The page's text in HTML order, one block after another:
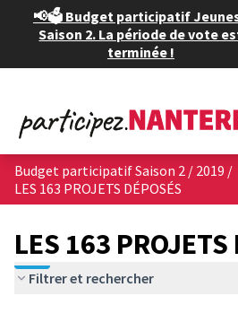
📢🗳️ Budget participatif
Saison 2. La période de vote
terminée !
Budget participatif Saison 2 / 2019 /
LES 163 PROJETS DÉPOSÉS
LES 163 PROJETS
Filtrer et rechercher